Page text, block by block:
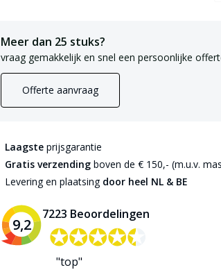
Meer dan 25 stuks?
vraag gemakkelijk en snel een persoonlijke
Offerte aanvraag
Laagste prijsgarantie
Gratis verzending boven de € 150,- (m.u.v.
Levering en plaatsing door heel NL & BE
9,2
7223 Beoordelingen
✪✪✪✪✪
✪✪✪✪✪
"top"